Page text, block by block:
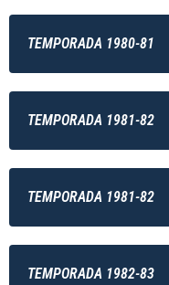
TEMPORADA 1980-81
TEMPORADA 1981-82
TEMPORADA 1981-82
TEMPORADA 1982-83